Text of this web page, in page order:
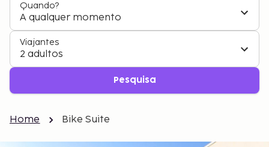
Quando?
A qualquer momento
Viajantes
2 adultos
Pesquisa
Home Bike Suite